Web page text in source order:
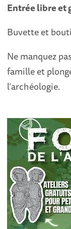
Entrée libre et
Buvette et
Ne manquez
famille et
l’archéologie.